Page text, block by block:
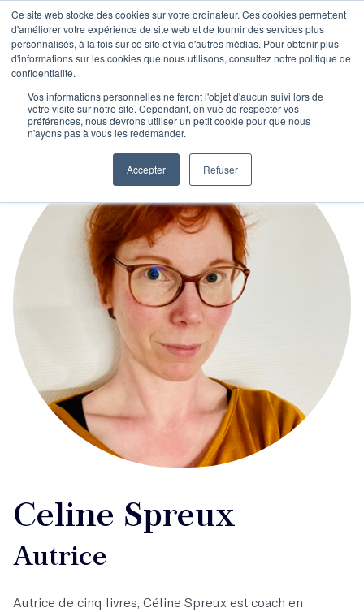
Ce site web stocke des cookies sur votre ordinateur. Ces cookies permettent
d'améliorer votre expérience de site web et de fournir des services plus
personnalisés, à la fois sur ce site et via d'autres médias. Pour obtenir plus
d'informations sur les cookies que nous utilisons, consultez notre politique de
confidentialité.
Vos informations personnelles ne feront l'objet d'aucun suivi lors de
votre visite sur notre site. Cependant, en vue de respecter vos
préférences, nous devrons utiliser un petit cookie pour que nous
n'ayons pas à vous les redemander.
Accepter Refuser
Celine Spreux
Autrice
Autrice de cinq livres, Céline Spreux est coach en